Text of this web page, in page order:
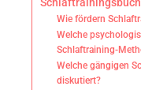
Wie fördern
Welche
Schlaftraining-
Welche gängigen
diskutiert?